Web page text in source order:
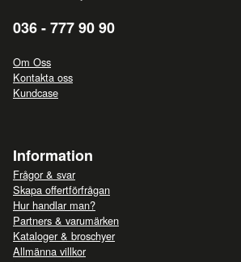
036 - 777 90 90
Om Oss
Kontakta oss
Kundcase
Information
Frågor & svar
Skapa offertförfrågan
Hur handlar man?
Partners & varumärken
Kataloger & broschyer
Allmänna villkor